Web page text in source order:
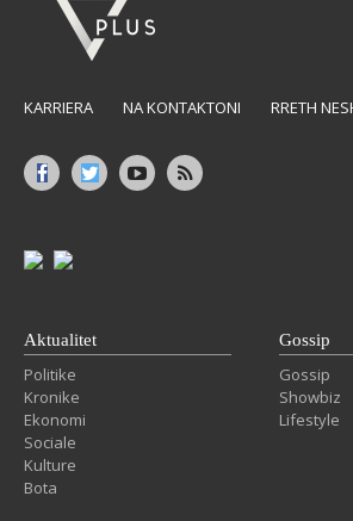
KARRIERA NA KONTAKTONI RRETH
Aktualitet
Politike
Kronike
Ekonomi
Sociale
Kulture
Bota
Gossip
Gossip
Showbiz
Lifestyle